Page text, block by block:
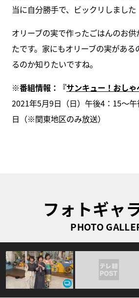
当に自分勝手で、ビックリしました
オリーブの実で作ったごはんのお
たです。家にもオリーブの実がある
るのか知りたいですね。
※番組情報：『サンキュー！おし
2021年5月9日（日）午後4：15～
日（※関東地区のみ放送）
フォトギャ
PHOTO